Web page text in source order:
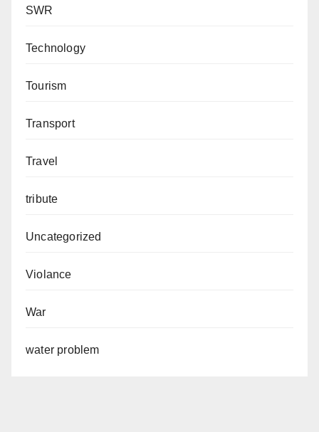
SWR
Technology
Tourism
Transport
Travel
tribute
Uncategorized
Violance
War
water problem